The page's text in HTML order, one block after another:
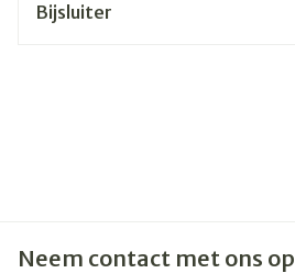
Bijsluiter
Neem contact met ons op